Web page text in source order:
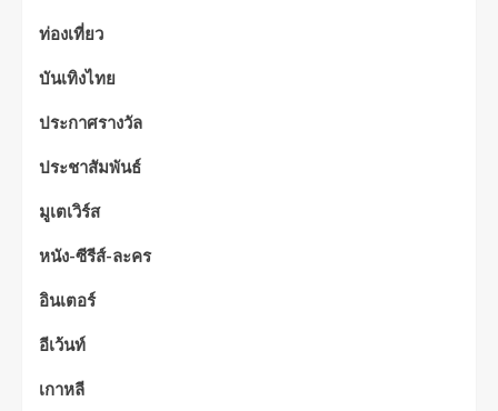
ท่องเที่ยว
บันเทิงไทย
ประกาศรางวัล
ประชาสัมพันธ์
มูเตเวิร์ส
หนัง-ซีรีส์-ละคร
อินเตอร์
อีเว้นท์
เกาหลี